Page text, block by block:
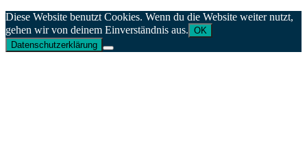
Diese Website benutzt Cookies. Wenn du die Website weiter nutzt,
gehen wir von deinem Einverständnis aus. OK
Datenschutzerklärung